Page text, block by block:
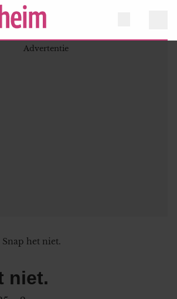
Snap het niet.
niet.